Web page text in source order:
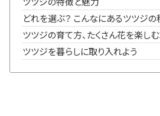
どれを選ぶ？ こんなにあるツツジの
ツツジの育て方、たくさん花を楽し
ツツジを暮らしに取り入れよう